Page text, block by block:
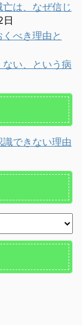
亡は、なぜ信じ
日
べき理由と
い、という病
できない理由